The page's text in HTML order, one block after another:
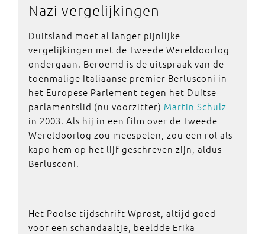
Nazi vergelijkingen
Duitsland moet al langer pijnlijke
vergelijkingen met de Tweede Wereldoorlog
ondergaan. Beroemd is de uitspraak van de
toenmalige Italiaanse premier Berlusconi in
het Europese Parlement tegen het Duitse
parlamentslid (nu voorzitter) Martin Schulz
in 2003. Als hij in een film over de Tweede
Wereldoorlog zou meespelen, zou een rol als
kapo hem op het lijf geschreven zijn, aldus
Berlusconi.
Het Poolse tijdschrift Wprost, altijd goed
voor een schandaaltje, beeldde Erika